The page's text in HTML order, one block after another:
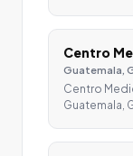
Centro
Guatemala,
Centro
Guatemala,